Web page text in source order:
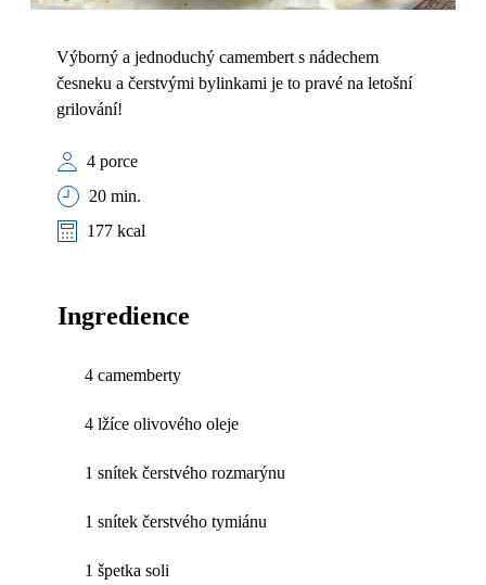
Výborný a jednoduchý camembert s nádechem
česneku a čerstvými bylinkami je to pravé na letošní
grilování!
4 porce
20 min.
177 kcal
Ingredience
4 camemberty
4 lžíce olivového oleje
1 snítek čerstvého rozmarýnu
1 snítek čerstvého tymiánu
1 špetka soli